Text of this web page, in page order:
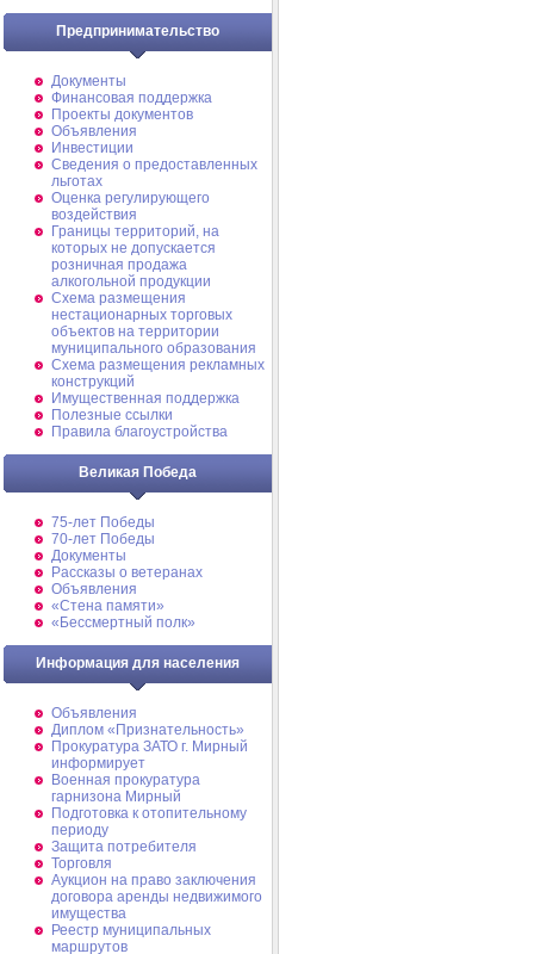
Предпринимательство
Документы
Финансовая поддержка
Проекты документов
Объявления
Инвестиции
Сведения о предоставленных
льготах
Оценка регулирующего
воздействия
Границы территорий, на
которых не допускается
розничная продажа
алкогольной продукции
Схема размещения
нестационарных торговых
объектов на территории
муниципального образования
Схема размещения рекламных
конструкций
Имущественная поддержка
Полезные ссылки
Правила благоустройства
Великая Победа
75-лет Победы
70-лет Победы
Документы
Рассказы о ветеранах
Объявления
«Стена памяти»
«Бессмертный полк»
Информация для населения
Объявления
Диплом «Признательность»
Прокуратура ЗАТО г. Мирный
информирует
Военная прокуратура
гарнизона Мирный
Подготовка к отопительному
периоду
Защита потребителя
Торговля
Аукцион на право заключения
договора аренды недвижимого
имущества
Реестр муниципальных
маршрутов